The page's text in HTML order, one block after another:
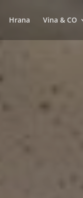
Hrana Vina & CO